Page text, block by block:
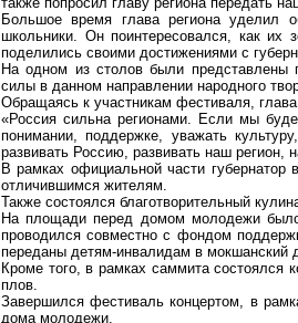
Большое время глава региона уделил
школьники. Он поинтересовался, как их
поделились своими достижениями с
На одном из столов были представлены
силы в данном направлении народного
Обращаясь к участникам фестиваля,
«Россия сильна регионами. Если мы
понимании, поддержке, уважать
развивать Россию, развивать наш
В рамках официальной части губернатор
отличившимся жителям.
Также состоялся благотворительный
На площади перед домом молодежи было
проводился совместно с фондом
переданы детям-инвалидам в мокшанский
Кроме того, в рамках саммита
плов.
Завершился фестиваль концертом, в
дома молодежи.